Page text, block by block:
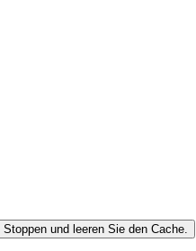
Stoppen und leeren Sie den Cache.